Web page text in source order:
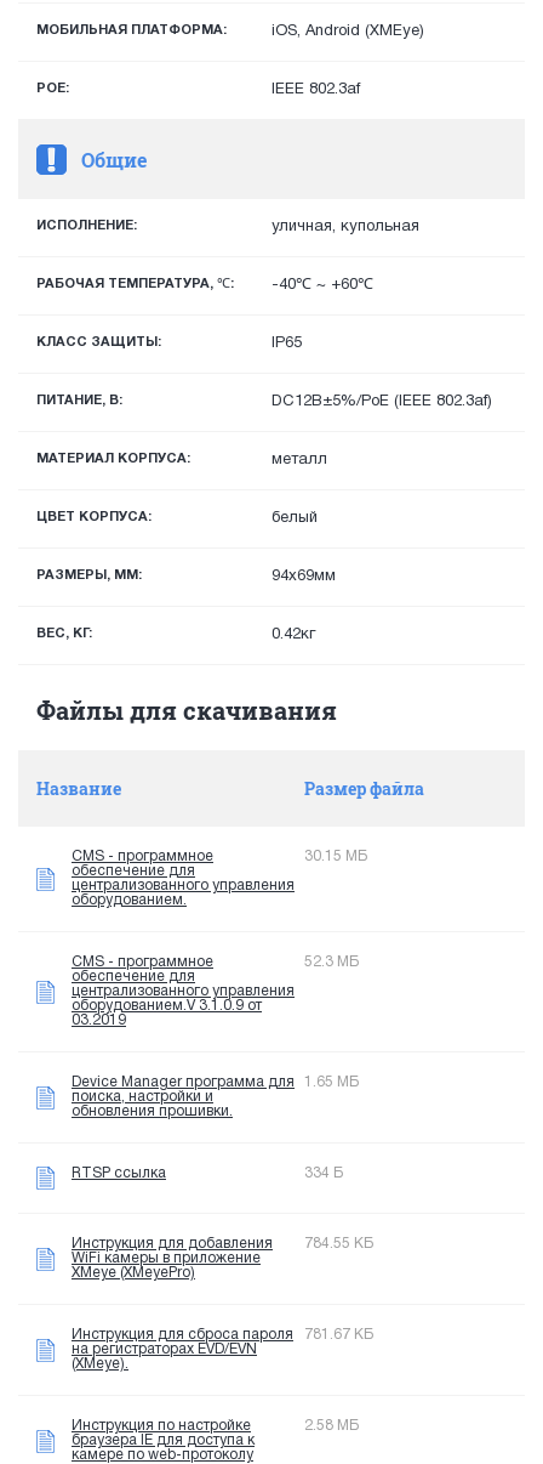
МОБИЛЬНАЯ ПЛАТФОРМА: iOS, Android (XMEye)
POE: IEEE 802.3af
Общие
ИСПОЛНЕНИЕ: уличная, купольная
РАБОЧАЯ ТЕМПЕРАТУРА, ℃: -40℃ ~ +60℃
КЛАСС ЗАЩИТЫ: IP65
ПИТАНИЕ, В: DС12В±5%/PoE (IEEE 802.3af)
МАТЕРИАЛ КОРПУСА: металл
ЦВЕТ КОРПУСА: белый
РАЗМЕРЫ, ММ: 94x69мм
ВЕС, КГ: 0.42кг
Файлы для скачивания
Название Размер файла
CMS - программное
обеспечение для
централизованного управления
оборудованием.
30.15 МБ
CMS - программное
обеспечение для
централизованного управления
оборудованием.V 3.1.0.9 от
03.2019
52.3 МБ
Device Manager программа для
поиска, настройки и
обновления прошивки.
1.65 МБ
RTSP ссылка 334 Б
Инструкция для добавления
WiFi камеры в приложение
XMeye (XMeyePro)
784.55 КБ
Инструкция для сброса пароля
на регистраторах EVD/EVN
(XMeye).
781.67 КБ
Инструкция по настройке
браузера IE для доступа к
камере по web-протоколу
2.58 МБ